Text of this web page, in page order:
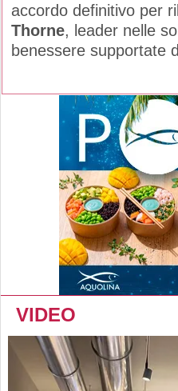
accordo definitivo per
Thorne, leader nelle
benessere supportate
VIDEO